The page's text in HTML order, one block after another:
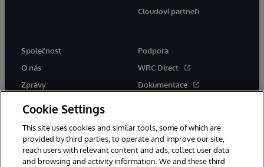
Cloudoví partneři
Společnost
O nás
Zprávy
Podpora
WRC Direct
Dokumentace
Cookie Settings
This site uses cookies and similar tools, some of which are
provided by third parties, to operate and improve our site,
reach users with relevant content and ads, collect user data
and browsing and activity information. We and these third